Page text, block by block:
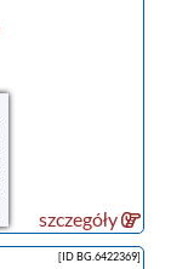
szczegóły
[ID BG.6422369]